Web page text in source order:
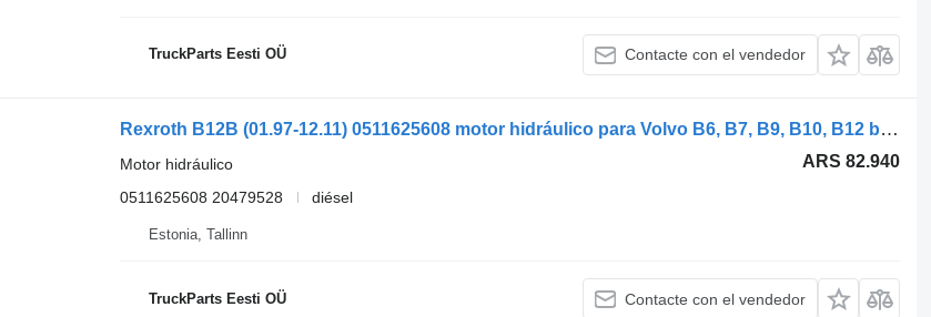
TruckParts Eesti OÜ Contacte con el vendedor
Rexroth B12B (01.97-12.11) 0511625608 motor hidráulico para Volvo B6, B7, B9, B10, B12 bus (1978-2011) autobús
ARS 82.940
Motor hidráulico
0511625608 20479528
diésel
Estonia, Tallinn
TruckParts Eesti OÜ Contacte con el vendedor